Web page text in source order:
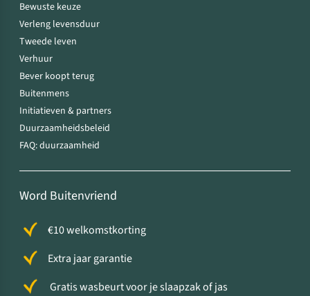
Bewuste keuze
Verleng levensduur
Tweede leven
Verhuur
Bever koopt terug
Buitenmens
Initiatieven & partners
Duurzaamheidsbeleid
FAQ: duurzaamheid
Word Buitenvriend
€10 welkomstkorting
Extra jaar garantie
Gratis wasbeurt voor je slaapzak of jas